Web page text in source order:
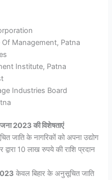
Management, Patna
Institute, Patna
Industries Board
2023 की विशेषताएं
जाति के नागरिकों को अपना उद्योग
10 लाख रुपये की राशि प्रदान
केवल बिहार के अनुसूचित जाति